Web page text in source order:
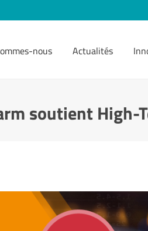
nous Actualités
soutient High-